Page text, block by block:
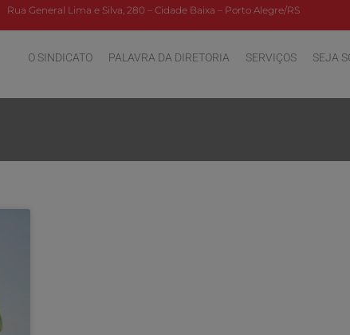
Rua General Lima e Silva, 280 – Cidade Baixa – Porto Alegre/RS
O SINDICATO PALAVRA DA DIRETORIA SERVIÇOS SEJA